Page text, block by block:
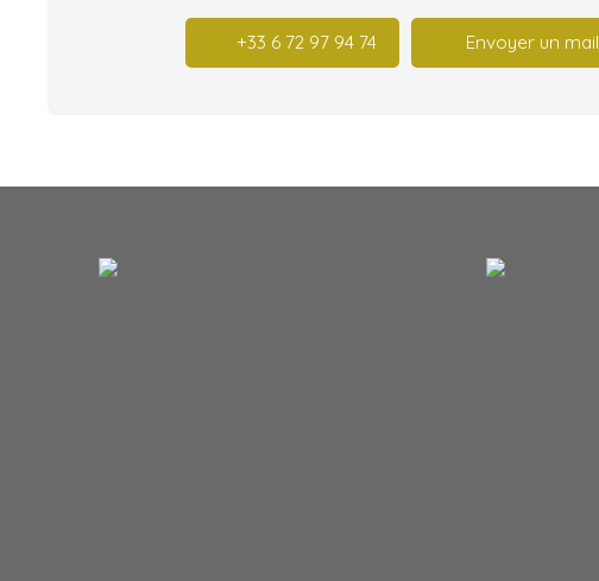
+33 6 72 97 94 74 Envoyer un mail